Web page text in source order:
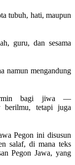
tubuh, hati, maupun
guru, dan sesama
namun mengandung
bagi jiwa —
berilmu, tetapi juga
Pegon ini disusun
salaf, di mana teks
Pegon Jawa, yang